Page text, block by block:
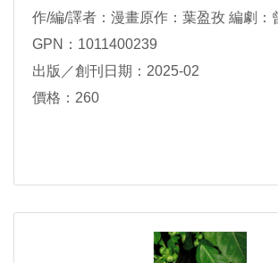
作/編/譯者：漫畫原作：葉盈孜 編劇：
GPN：1011400239
出版／創刊日期：2025-02
價格：260